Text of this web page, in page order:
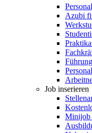
Azubi
Job inserieren
Minijob